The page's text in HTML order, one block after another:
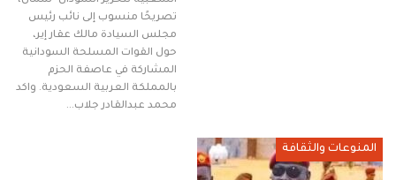
تصريحًا منسوب إلى نائب رئيس
مجلس السيادة مالك عقار إير،
حول القوات المسلحة السودانية
المشاركة في عاصفة الحزم
بالمملكة العربية السعودية. واكد
محمد عبدالقادر جلاب…
المنوعات والثقافة